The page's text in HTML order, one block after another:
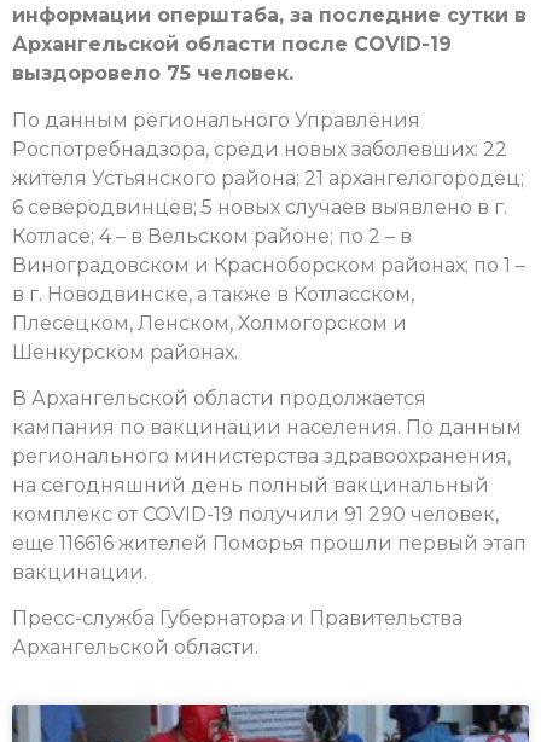
информации оперштаба, за последние сутки в
Архангельской области после COVID-19
выздоровело 75 человек.
По данным регионального Управления
Роспотребнадзора, среди новых заболевших: 22
жителя Устьянского района; 21 архангелогородец;
6 северодвинцев; 5 новых случаев выявлено в г.
Котласе; 4 – в Вельском районе; по 2 – в
Виноградовском и Красноборском районах; по 1 –
в г. Новодвинске, а также в Котласском,
Плесецком, Ленском, Холмогорском и
Шенкурском районах.
В Архангельской области продолжается
кампания по вакцинации населения. По данным
регионального министерства здравоохранения,
на сегодняшний день полный вакцинальный
комплекс от COVID-19 получили 91 290 человек,
еще 116616 жителей Поморья прошли первый этап
вакцинации.
Пресс-служба Губернатора и Правительства
Архангельской области.